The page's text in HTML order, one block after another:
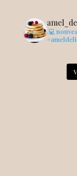
.💻